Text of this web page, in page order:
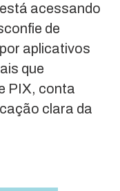
acessando
de
aplicativos
que
PIX, conta
clara da